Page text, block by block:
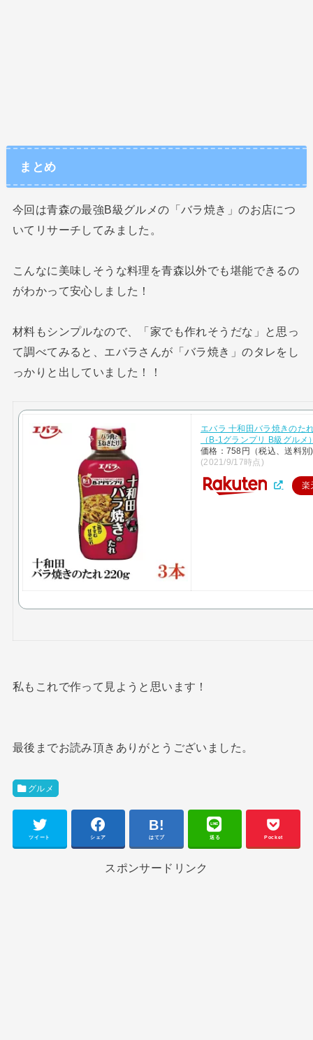
まとめ
今回は青森の最強B級グルメの「バラ焼き」のお店につ
いてリサーチしてみました。
こんなに美味しそうな料理を青森以外でも堪能できるの
がわかって安心しました！
材料もシンプルなので、「家でも作れそうだな」と思っ
て調べてみると、エバラさんが「バラ焼き」のタレをし
っかりと出していました！！
エバラ 十和田バラ焼きのた
（B-1グランプリ B級グルメ
価格：758円（税込、送料別)
(2021/9/17時点)
楽
私もこれで作って見ようと思います！
最後までお読み頂きありがとうございました。
グルメ
ツイート シェア はてブ 送る Pocket
スポンサードリンク